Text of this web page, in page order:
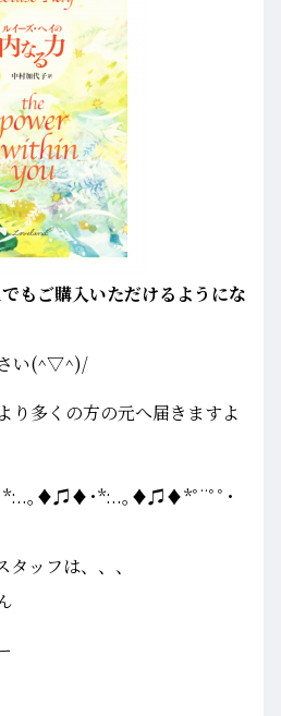
ご購入いただけるようにな
さい(^▽^)/
り多くの方の元へ届きますよ
｡♦♫♦･*:..｡♦♫♦*ﾟ¨ﾟﾟ･
ッフは、、、